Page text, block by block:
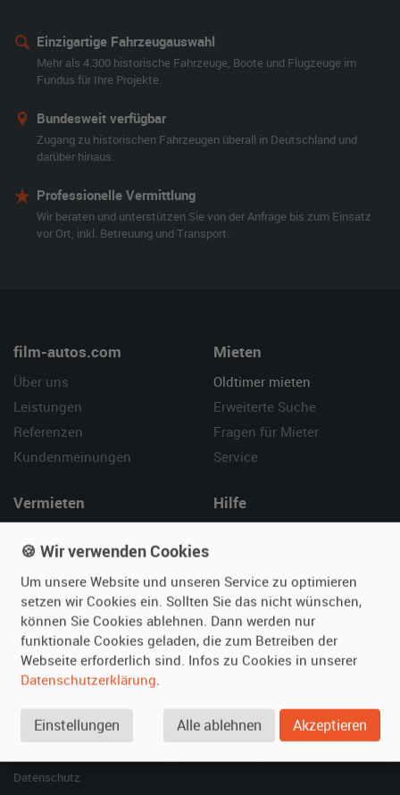
Einzigartige Fahrzeugauswahl
Mehr als 4.300 historische Fahrzeuge, Boote und Flugzeuge im
Fundus für Ihre Projekte.
Bundesweit verfügbar
Zugang zu historischen Fahrzeugen überall in Deutschland und
darüber hinaus.
Professionelle Vermittlung
Wir beraten und unterstützen Sie von der Anfrage bis zum Einsatz
vor Ort, inkl. Betreuung und Transport.
film-autos.com
Über uns
Leistungen
Referenzen
Kundenmeinungen
Mieten
Oldtimer mieten
Erweiterte Suche
Fragen für Mieter
Service
Vermieten
Fotos senden
Fragen für Vermieter
Inserat verwalten
Hilfe
Kontakt
SPECIAL
Berühmte Filmautos –
Datenschutz
🍪 Wir verwenden Cookies
Um unsere Website und unseren Service zu optimieren
setzen wir Cookies ein. Sollten Sie das nicht wünschen,
können Sie Cookies ablehnen. Dann werden nur
funktionale Cookies geladen, die zum Betreiben der
Webseite erforderlich sind. Infos zu Cookies in unserer
Datenschutzerklärung.
Einstellungen Alle ablehnen Akzeptieren